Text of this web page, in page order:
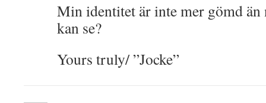
Min identitet är inte mer gömd än
kan se?
Yours truly/ ”Jocke”